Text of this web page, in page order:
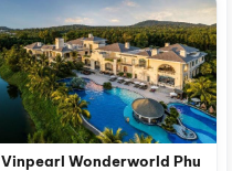
Vinpearl Wonderworld Phu